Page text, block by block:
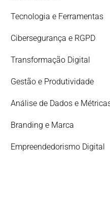
Tecnologia e Ferramentas
Cibersegurança e RGPD
Transformação Digital
Gestão e Produtividade
Análise de Dados e
Branding e Marca
Empreendedorismo Digital